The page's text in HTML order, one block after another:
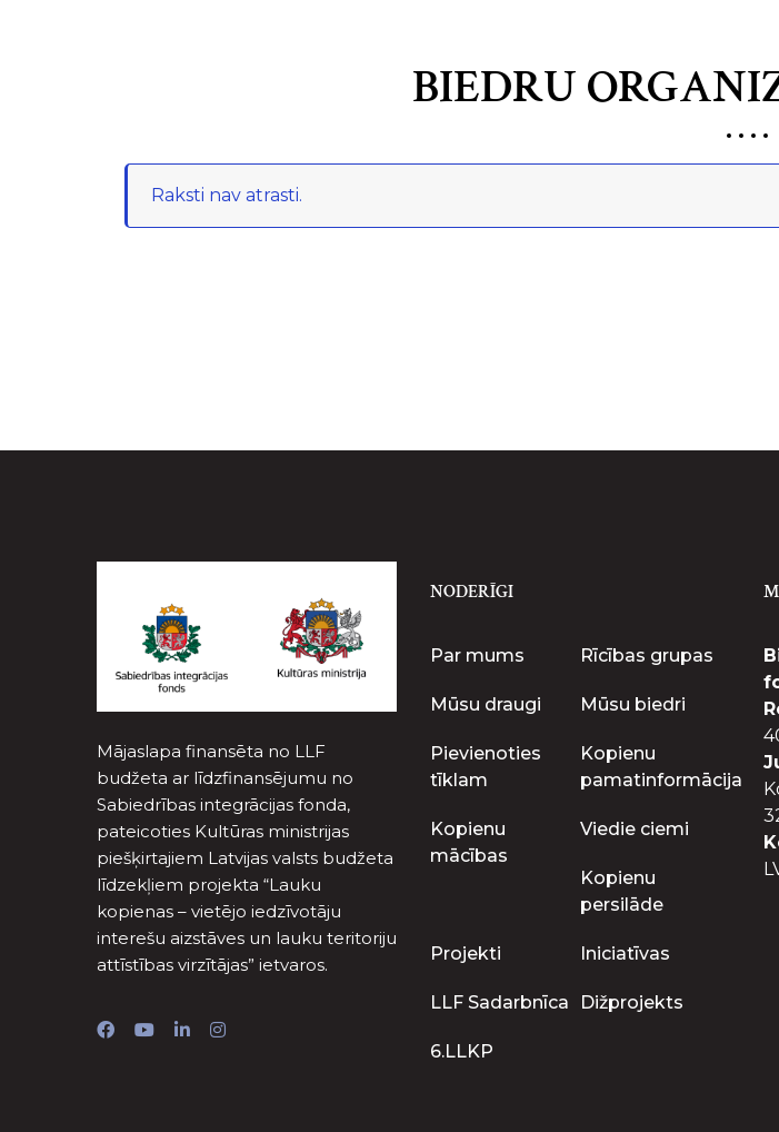
BIEDRU
Raksti nav atrasti.
Mājaslapa finansēta no LLF
budžeta ar līdzfinansējumu no
Sabiedrības integrācijas fonda,
pateicoties Kultūras ministrijas
piešķirtajiem Latvijas valsts budžeta
līdzekļiem projekta “Lauku
kopienas – vietējo iedzīvotāju
interešu aizstāves un lauku teritoriju
attīstības virzītājas” ietvaros.
NODERĪGI
Par mums Rīcības grupas
Mūsu draugi Mūsu biedri
Pievienoties
tīklam
Kopienu
pamatinformācija
Kopienu
mācības
Viedie ciemi
Kopienu
persilāde
Projekti Iniciatīvas
LLF Sadarbnīca Dižprojekts
6.LLKP